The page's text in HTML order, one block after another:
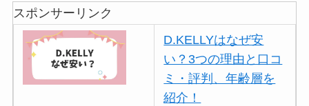
スポンサーリンク
D.KELLYはなぜ安
い？3つの理由と口コ
ミ・評判、年齢層を
紹介！